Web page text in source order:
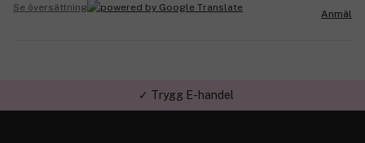
Se översättning
Anmäl
✓ Trygg E-handel